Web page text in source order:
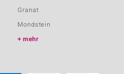
Granat
Mondstein
mehr